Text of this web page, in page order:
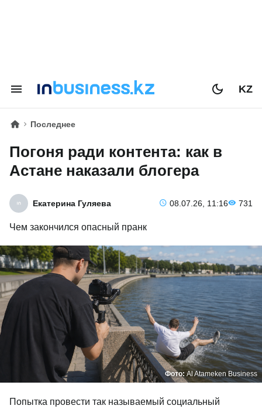
KZ
Последнее
Погоня ради контента: как в
Астане наказали блогера
Екатерина Гуляева 08.07.26, 11:16 731
Чем закончился опасный пранк
Фото:Al Atameken Business
Попытка провести так называемый социальный